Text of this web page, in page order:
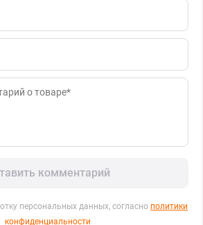
комментарий
персональных данных, согласно политики
конфиденциальности